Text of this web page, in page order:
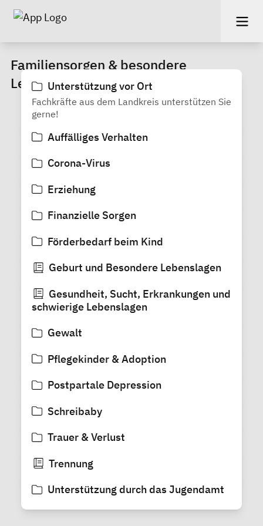
Familiensorgen & besondere
Lebenslagen
Unterstützung vor Ort
Fachkräfte aus dem Landkreis unterstützen Sie
gerne!
Auffälliges Verhalten
Corona-Virus
Erziehung
Finanzielle Sorgen
Förderbedarf beim Kind
Geburt und Besondere Lebenslagen
Gesundheit, Sucht, Erkrankungen und
schwierige Lebenslagen
Gewalt
Pflegekinder & Adoption
Postpartale Depression
Schreibaby
Trauer & Verlust
Trennung
Unterstützung durch das Jugendamt